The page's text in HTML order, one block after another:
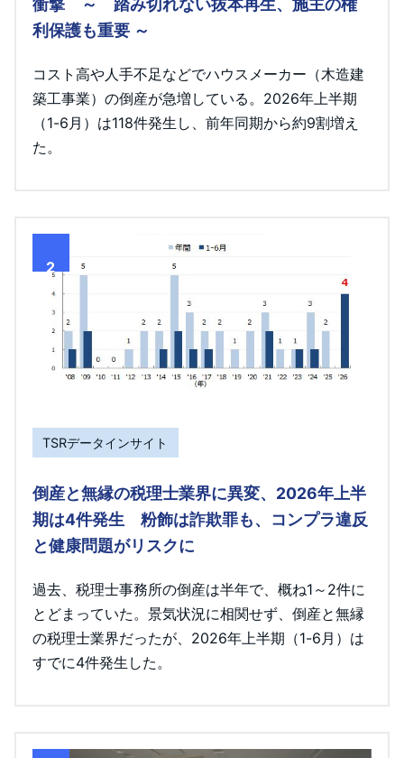
利保護も重要 ～
コスト高や人手不足などでハウスメーカー（木造建
築工事業）の倒産が急増している。2026年上半期
（1-6月）は118件発生し、前年同期から約9割増え
た。
2
TSRデータインサイト
倒産と無縁の税理士業界に異変、2026年上半
期は4件発生 粉飾は詐欺罪も、コンプラ違反
と健康問題がリスクに
過去、税理士事務所の倒産は半年で、概ね1～2件に
とどまっていた。景気状況に相関せず、倒産と無縁
の税理士業界だったが、2026年上半期（1-6月）は
すでに4件発生した。